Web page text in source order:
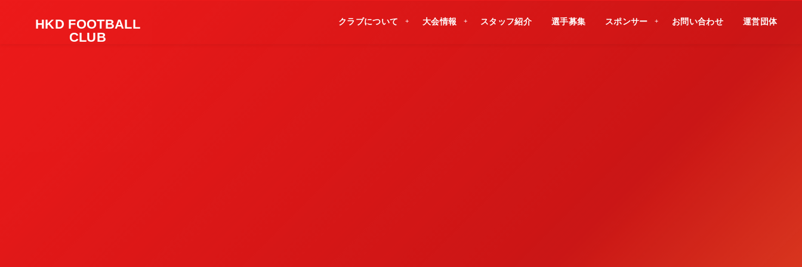
HKD FOOTBALL
CLUB
クラブについて 大会情報 スタッフ紹介 選手募集 スポンサー お問い合わせ 運営団体